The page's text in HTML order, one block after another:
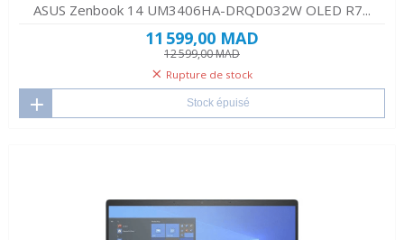
ASUS Zenbook 14 UM3406HA-DRQD032W OLED R7...
11 599,00 MAD
12 599,00 MAD
Rupture de stock
Stock épuisé